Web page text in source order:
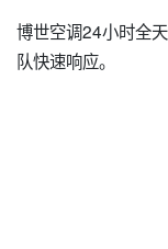
博世空调24小时全
队快速响应。